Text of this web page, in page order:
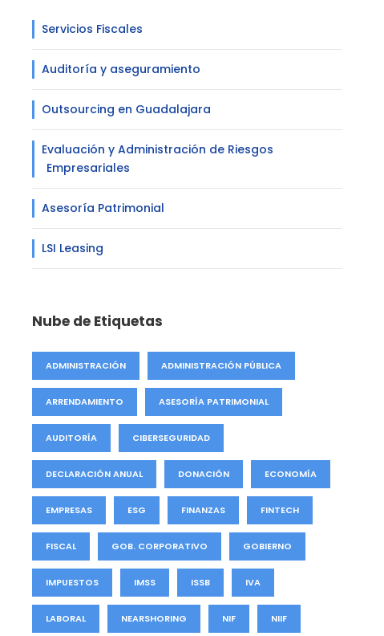
Servicios Fiscales
Auditoría y aseguramiento
Outsourcing en Guadalajara
Evaluación y Administración de Riesgos
Empresariales
Asesoría Patrimonial
LSI Leasing
Nube de Etiquetas
ADMINISTRACIÓN ADMINISTRACIÓN PÚBLICA
ARRENDAMIENTO ASESORÍA PATRIMONIAL
AUDITORÍA CIBERSEGURIDAD
DECLARACIÓN ANUAL DONACIÓN ECONOMÍA
EMPRESAS ESG FINANZAS FINTECH
FISCAL GOB. CORPORATIVO GOBIERNO
IMPUESTOS IMSS ISSB IVA
LABORAL NEARSHORING NIF NIIF